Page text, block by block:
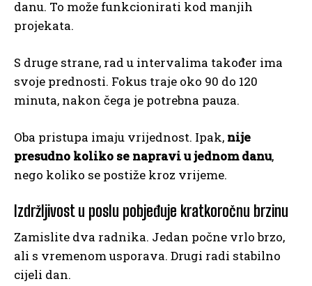
danu. To može funkcionirati kod manjih
projekata.
S druge strane, rad u intervalima također ima
svoje prednosti. Fokus traje oko 90 do 120
minuta, nakon čega je potrebna pauza.
Oba pristupa imaju vrijednost. Ipak, nije
presudno koliko se napravi u jednom danu,
nego koliko se postiže kroz vrijeme.
Izdržljivost u poslu pobjeđuje kratkoročnu brzinu
Zamislite dva radnika. Jedan počne vrlo brzo,
ali s vremenom usporava. Drugi radi stabilno
cijeli dan.